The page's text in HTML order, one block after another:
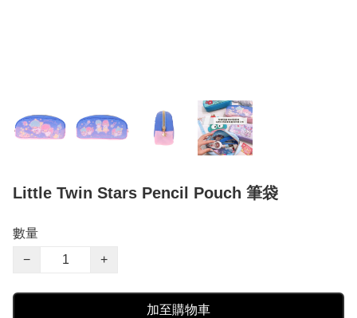
Little Twin Stars Pencil Pouch 筆袋
數量
−
+
加至購物車